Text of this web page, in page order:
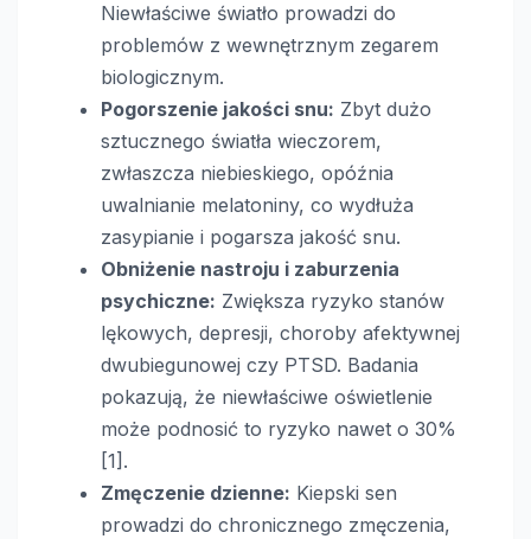
Niewłaściwe światło prowadzi do
problemów z wewnętrznym zegarem
biologicznym.
Pogorszenie jakości snu: Zbyt dużo
sztucznego światła wieczorem,
zwłaszcza niebieskiego, opóźnia
uwalnianie melatoniny, co wydłuża
zasypianie i pogarsza jakość snu.
Obniżenie nastroju i zaburzenia
psychiczne: Zwiększa ryzyko stanów
lękowych, depresji, choroby afektywnej
dwubiegunowej czy PTSD. Badania
pokazują, że niewłaściwe oświetlenie
może podnosić to ryzyko nawet o 30%
[1].
Zmęczenie dzienne: Kiepski sen
prowadzi do chronicznego zmęczenia,